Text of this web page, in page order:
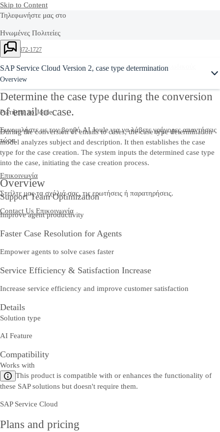
Skip to Content
Τηλεφωνήστε μας στο
Ηνωμένες Πολιτείες
+1-800-872-1727
Ή δείτε ολόκληρη την λίστα μας με τουςτηλεφωνικούς κωδικούς
κλήσεων
Ρωτήστε το Joule
Συνομιλήστε με τον βοηθό AI Joule για να λάβετε γρήγορες απαντήσεις
τώρα.
Επικοινωνία
Στείλτε μας τα σχόλιά σας, τις ερωτήσεις ή παρατηρήσεις.
Contact Us Επικοινωνία
Ask Joule
SAP Service Cloud Version 2, case type determination
Overview
Determine the case type during the conversion
of email to case.
During the conversion of emails to cases, the case type determination
model analyzes subject and description. It then establishes the case
type for the case creation. The system inputs the determined case type
into the case, initiating the case creation process.
Overview
Support Team Optimization
Improve agent productivity
Faster Case Resolution for Agents
Empower agents to solve cases faster
Service Efficiency & Satisfaction Increase
Increase service efficiency and improve customer satisfaction
Details
Solution type
AI Feature
Compatibility
Works with
This product is compatible with or enhances the functionality of
these SAP solutions but doesn't require them.
SAP Service Cloud
Plans and pricing